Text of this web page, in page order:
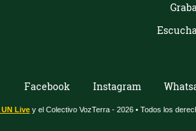
Facebook Instagram
Live y el Colectivo VozTerra - 2026 • Todos los